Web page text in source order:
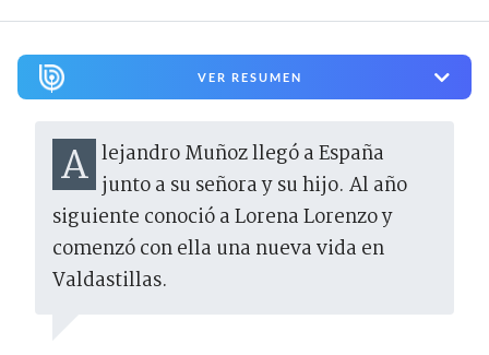
VER RESUMEN
Alejandro Muñoz llegó a España junto a su señora y su hijo. Al año
siguiente conoció a Lorena Lorenzo y
comenzó con ella una nueva vida en
Valdastillas.